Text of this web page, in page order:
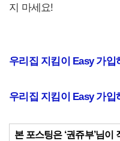
지 마세요!
우리집 지킴이 Easy 가입
우리집 지킴이 Easy 가입
본 포스팅은 ‘권쥬부’님이